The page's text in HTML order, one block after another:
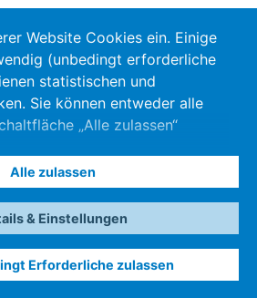
Website Cookies ein. Einige
(unbedingt erforderliche
statistischen und
Sie können entweder alle
„Alle zulassen“
Durch das Klicken auf die
Erforderliche zulassen“
Erforderliche Cookies
Sie Ihre Einstellungen
über das mitlaufende
der unteren linken Ecke des
Alle zulassen
& Einstellungen
Erforderliche zulassen